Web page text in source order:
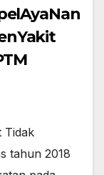
Tidak
tahun 2018